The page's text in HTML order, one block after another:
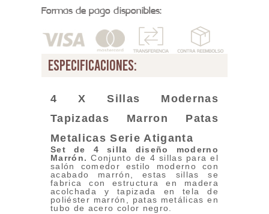
Formas de pago disponibles:
especificaciones:
4 X Sillas Modernas
Tapizadas Marron Patas
Metalicas Serie Atiganta
Set de 4 silla diseño moderno
Marrón. Conjunto de 4 sillas para el
salón comedor estilo moderno con
acabado marrón, estas sillas se
fabrica con estructura en madera
acolchada y tapizada en tela de
poliéster marrón, patas metálicas en
tubo de acero color negro.